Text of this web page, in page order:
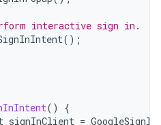
interactive sign in.
();
()
{
signInClient = GoogleSignIn